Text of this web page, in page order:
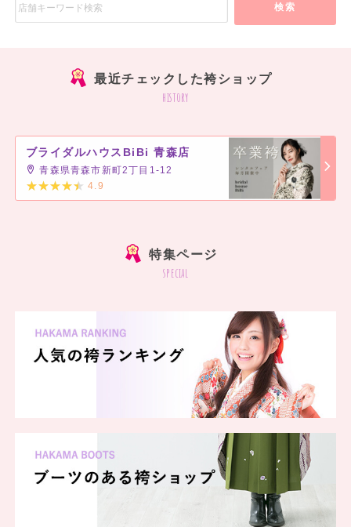
検索
最近チェックした袴ショップ
history
ブライダルハウスBiBi 青森店
青森県青森市新町2丁目1-12
4.9
特集ページ
special